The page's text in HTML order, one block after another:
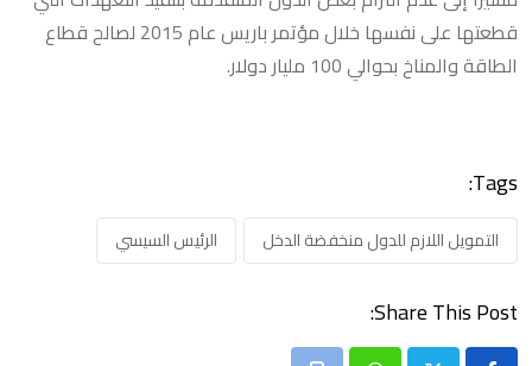
قطعتها على نفسها خلال مؤتمر باريس عام 2015 لصالح قطاع
الطاقة والمناخ بحوالي 100 مليار دولار.
Tags:
التمويل اللازم للدول منخفضة الدخل الرئيس السيسي
Share This Post: